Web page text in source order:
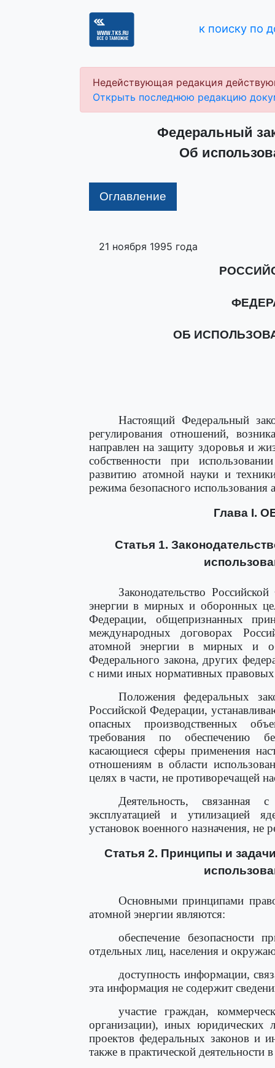
к поиску по
Недействующая редакция
Открыть последнюю редакцию
Федеральный
Об
Оглавление
21 ноября 1995 года
ОБ
Настоящий Федеральный
регулирования отношений,
направлен на защиту здоровья и
собственности при
развитию атомной науки и
режима безопасного использования
Глава I.
Статья 1.
Законодательство
энергии в мирных и оборонных
Федерации, общепризнанных
международных договорах
атомной энергии в мирных и
Федерального закона, других
с ними иных нормативных
Положения федеральных
Российской Федерации,
опасных производственных
требования по обеспечению
касающиеся сферы применения
отношениям в области
целях в части, не противоречащей
Деятельность, связанная
эксплуатацией и утилизацией
установок военного назначения,
Статья 2. Принципы и
Основными принципами
атомной энергии являются:
обеспечение безопасности
отдельных лиц, населения и
доступность информации,
эта информация не содержит
участие граждан,
организации), иных юридических
проектов федеральных законов и
также в практической деятельности